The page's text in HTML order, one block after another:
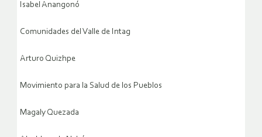
Isabel Anangonó
Comunidades del Valle de Intag
Arturo Quizhpe
Movimiento para la Salud de los Pueblos
Magaly Quezada